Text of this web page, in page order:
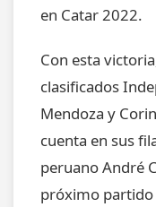
en Catar 2022.
Con esta
clasificados
Mendoza y
cuenta en sus
peruano André
próximo